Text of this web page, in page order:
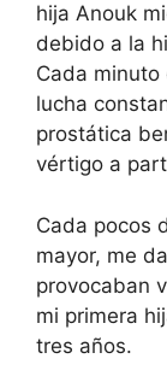
hija Anouk
debido a la
Cada
lucha
prostática
vértigo a
Cada pocos
mayor, me
provocaban
mi primera
tres años.